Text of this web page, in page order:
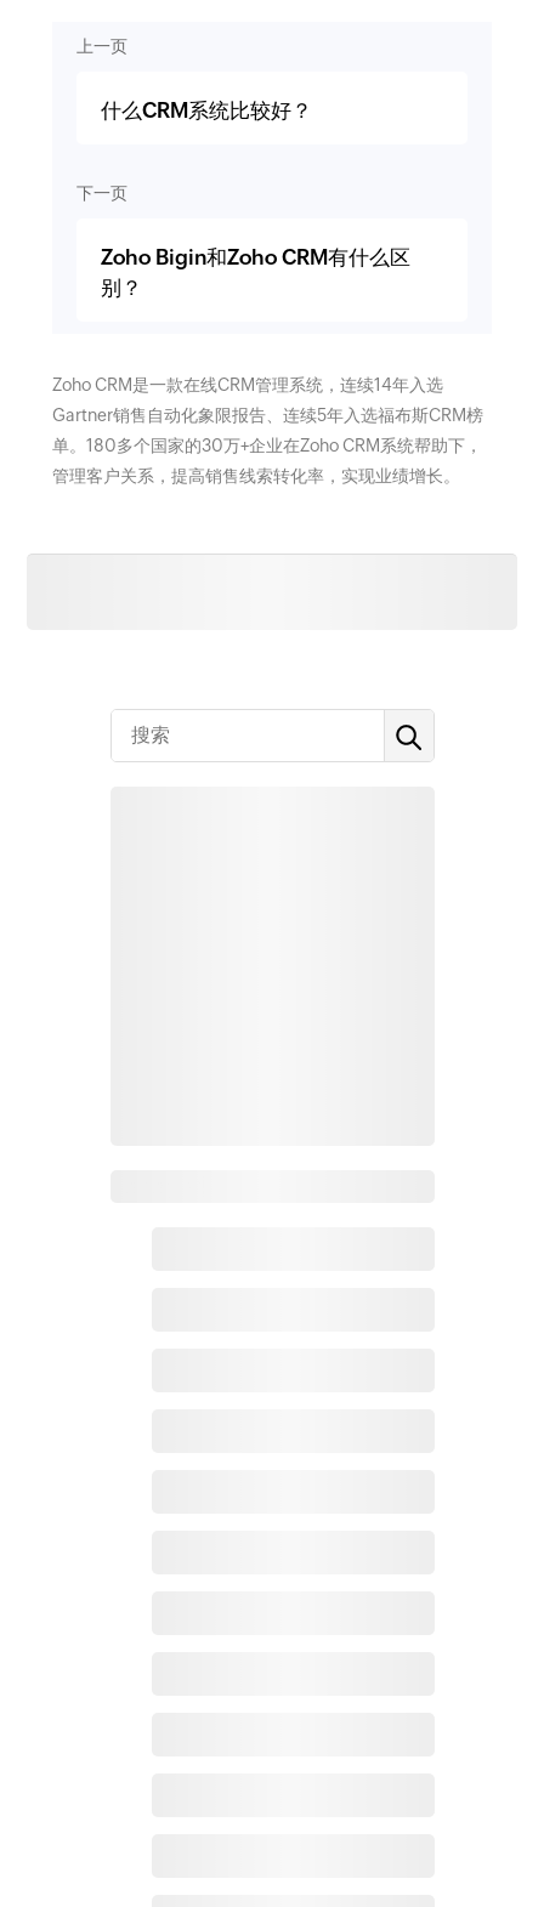
上一页
什么CRM系统比较好？
下一页
Zoho Bigin和Zoho CRM有什么区
别？
Zoho CRM是一款在线CRM管理系统，连续14年入选
Gartner销售自动化象限报告、连续5年入选福布斯CRM榜
单。180多个国家的30万+企业在Zoho CRM系统帮助下，
管理客户关系，提高销售线索转化率，实现业绩增长。